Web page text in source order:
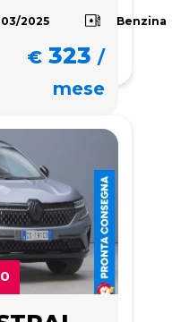
03/2025 Benzina
€ 323 /
mese